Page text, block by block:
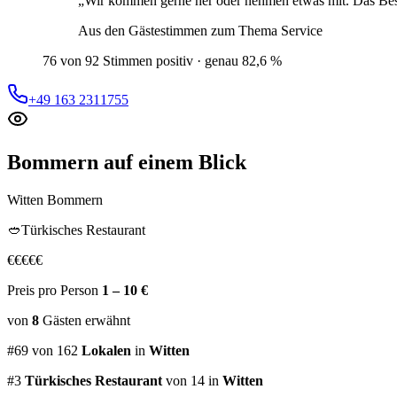
Aus den Gästestimmen zum Thema Service
76 von 92 Stimmen positiv · genau 82,6 %
+49 163 2311755
Bommern auf einem Blick
Witten Bommern
🥙Türkisches Restaurant
€€€€€
Preis pro Person 1 – 10 €
von 8 Gästen erwähnt
#69 von 162 Lokalen in Witten
#3 Türkisches Restaurant von 14 in Witten